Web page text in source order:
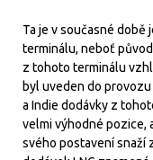
Ta je v současné době
terminálu, neboť
z tohoto terminálu
byl uveden do
a Indie dodávky z
velmi výhodné pozice,
svého postavení snaží